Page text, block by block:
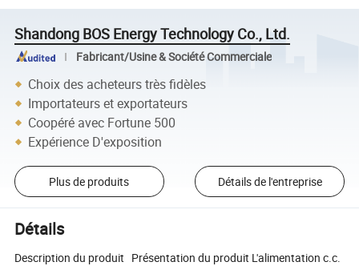
Shandong BOS Energy Technology Co., Ltd.
Fabricant/Usine & Société Commerciale
Choix des acheteurs très fidèles
Importateurs et exportateurs
Coopéré avec Fortune 500
Expérience D'exposition
Plus de produits Détails de l'entreprise
Détails
Description du produit Présentation du produit L'alimentation c.c.